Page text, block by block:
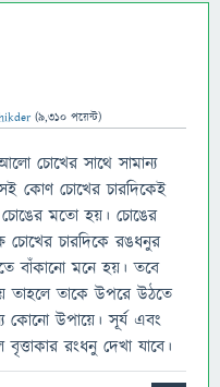
(9,310 পয়েন্ট)
চোখের সাথে সামান্য
কোণ চোখের চারদিকেই
মতো হয়। চোঙের
চোখের চারদিকে রঙধনুর
বাঁকানো মনে হয়। তবে
তাহলে তাকে উপরে উঠতে
কোনো উপায়ে। সূর্য এবং
রংধনু দেখা যাবে।